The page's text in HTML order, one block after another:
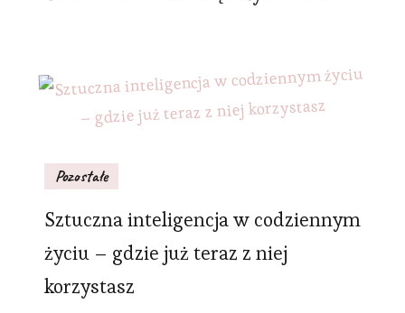
Pozostałe
Sztuczna inteligencja w codziennym
życiu – gdzie już teraz z niej
korzystasz